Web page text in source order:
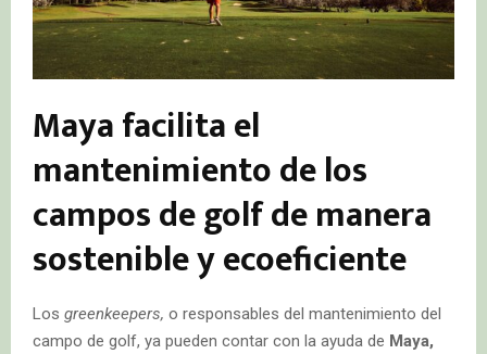
Maya facilita el
mantenimiento de los
campos de golf de manera
sostenible y ecoeficiente
Los greenkeepers, o responsables del mantenimiento del
campo de golf, ya pueden contar con la ayuda de Maya,